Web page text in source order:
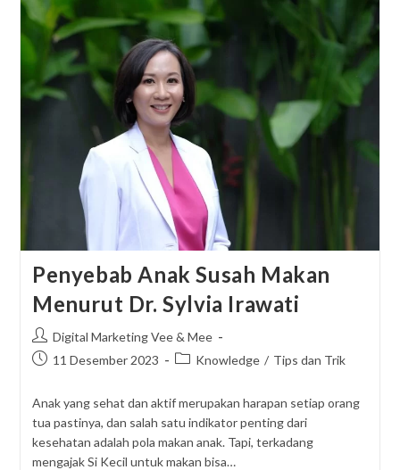
Penyebab Anak Susah Makan
Menurut Dr. Sylvia Irawati
Post
author:
Digital Marketing Vee & Mee
Post11 Desember 2023
PostKnowledge / Tips dan Trik
Anak yang sehat dan aktif merupakan harapan setiap orang
tua pastinya, dan salah satu indikator penting dari
kesehatan adalah pola makan anak. Tapi, terkadang
mengajak Si Kecil untuk makan bisa…